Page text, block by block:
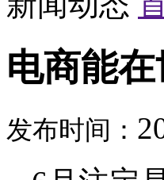
电商能
发布时间：